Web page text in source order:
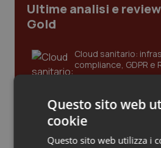
Marche
Piemonte
Provincia Autonoma di
Provincia Autonoma di
Donna & Salute
HIV
Infezioni & Febbre
Ipertensione &
Ultime analisi e
Gold
Cloud sanitario:
compliance, GDPR e
Gestione
dalle Linee Guida
Questo sito web
cookie
Questo sito web utilizza i